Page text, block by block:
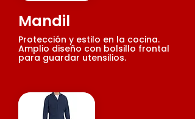
Mandil
Protección y estilo en la cocina.
Amplio diseño con bolsillo frontal
para guardar utensilios.